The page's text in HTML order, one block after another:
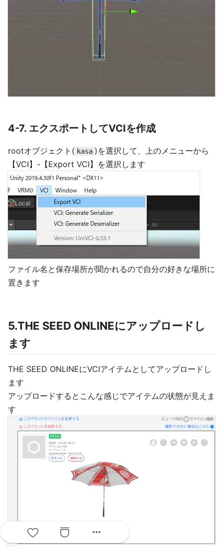
4-7. エクスポートしてVCIを作成
rootオブジェクト( kasa )を選択して、上のメニューから
【VCI】-【Export VCI】を選択します
ファイル名と保存場所が聞かれるので自分の好きな場所に
置きます
5.THE SEED ONLINEにアップロードし
ます
THE SEED ONLINEにVCIアイテムとしてアップロードし
ます
アップロードするとこんな感じでアイテムの状態が見えま
す
more_horiz